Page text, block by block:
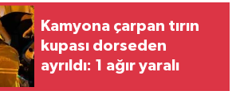
Kamyona çarpan tırın
kupası dorseden
ayrıldı: 1 ağır yaralı